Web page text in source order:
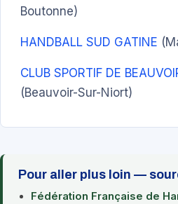
Boutonne)
HANDBALL SUD GATINE
CLUB SPORTIF DE
(Beauvoir-Sur-Niort)
Pour aller plus loin —
Fédération Française de